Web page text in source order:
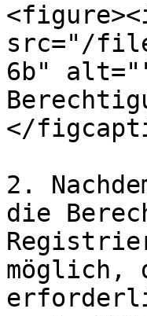
src="/
6b"
</
2.
die
möglich,